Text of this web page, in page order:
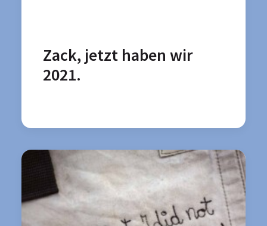
Zack, jetzt haben wir
2021.